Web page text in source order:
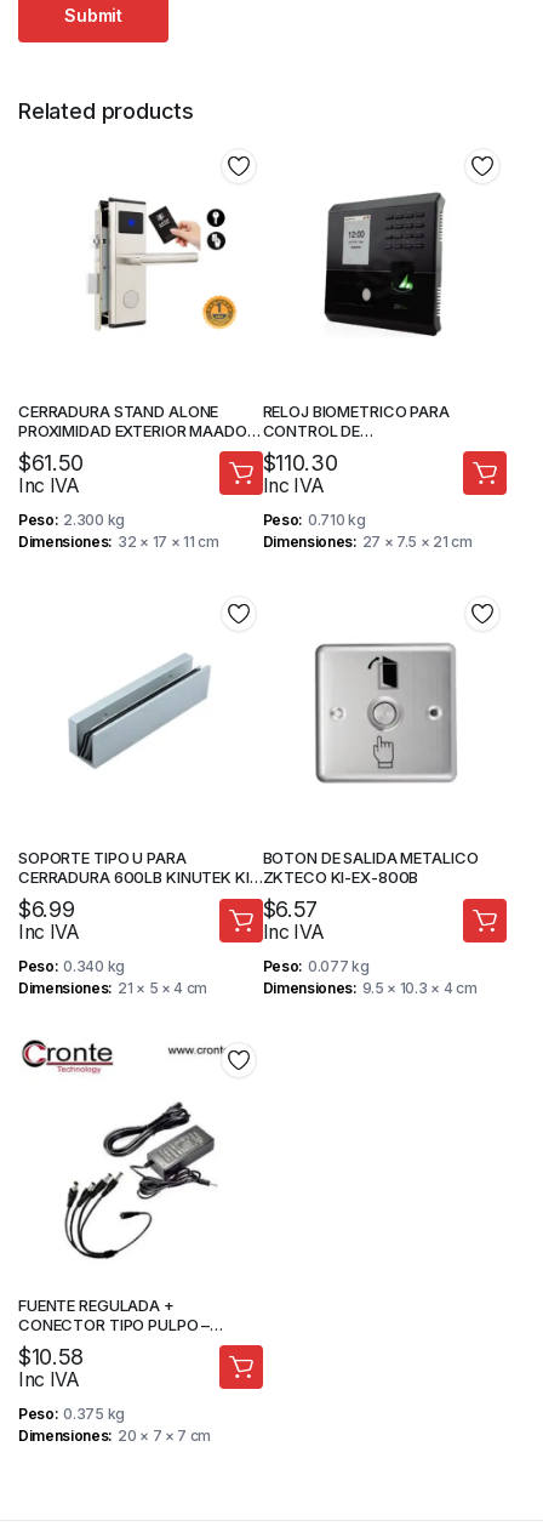
Related products
CERRADURA STAND ALONE
PROXIMIDAD EXTERIOR MAADOK
MAA-8011YEX
$61.50
Inc IVA
Peso 2.300 kg
Dimensiones 32 × 17 × 11 cm
RELOJ BIOMETRICO PARA
CONTROL DE
ACCESO/ASISTENCIA –
RECONOCIMIENTO FACIAL –
PROTOCOLO DE
ZKTECO
$110.30
Inc IVA
Peso 0.710 kg
Dimensiones
27 × 7.5 × 21 cm
SOPORTE TIPO U PARA
CERRADURA 600LB KINUTEK KI-
Y280U
$6.99
Inc IVA
Peso 0.340 kg
Dimensiones 21 × 5 × 4 cm
BOTON DE SALIDA METALICO
ZKTECO KI-EX-800B
$6.57
Inc IVA
Peso 0.077 kg
Dimensiones 9.5 × 10.3 × 4 cm
FUENTE REGULADA +
CONECTOR TIPO PULPO –
SISTEMAS DE SEGURIDAD
$10.58
Inc IVA
Peso 0.375 kg
Dimensiones 20 × 7 × 7 cm